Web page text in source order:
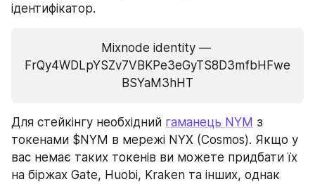
ідентифікатор.
Mixnode identity —
FrQy4WDLpYSZv7VBKPe3eGyTS8D3mfbHFwe
BSYaM3hHT
Для стейкінгу необхідний гаманець NYM з
токенами $NYM в мережі NYX (Cosmos). Якщо у
вас немає таких токенів ви можете придбати їх
на біржах Gate, Huobi, Kraken та інших, однак